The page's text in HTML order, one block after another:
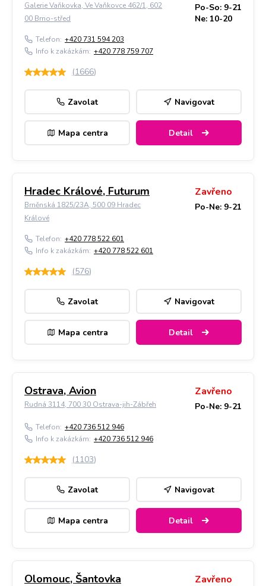
Galerie Vaňkovka, Ve Vaňkovce 462/1, 602
00 Brno-střed
Po-So: 9-21
Ne: 10-20
Telefon: +420 731 594 203
Info k zakázkám: +420 778 759 707
(1666)
Zavolat Navigovat
Mapa centra Detail
Hradec Králové, Futurum
Brněnská 1825/23A, 500 09 Hradec
Králové
Zavřeno
Po-Ne: 9-21
Telefon: +420 778 522 601
Info k zakázkám: +420 778 522 601
(576)
Zavolat Navigovat
Mapa centra Detail
Ostrava, Avion
Rudná 3114, 700 30 Ostrava-jih-Zábřeh
Zavřeno
Po-Ne: 9-21
Telefon: +420 736 512 946
Info k zakázkám: +420 736 512 946
(1103)
Zavolat Navigovat
Mapa centra Detail
Olomouc, Šantovka Zavřeno